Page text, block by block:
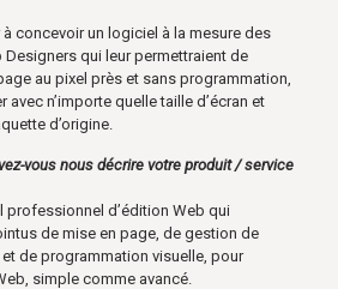
à concevoir un logiciel à la mesure des
qui leur permettraient de
au pixel près et sans programmation,
n’importe quelle taille d’écran et
d’origine.
vous nous décrire votre produit / service
professionnel d’édition Web qui
de mise en page, de gestion de
de programmation visuelle, pour
simple comme avancé.